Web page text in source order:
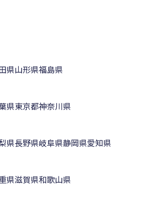
県山形県福島県
県東京都神奈川県
県長野県岐阜県静岡県愛知県
県滋賀県和歌山県